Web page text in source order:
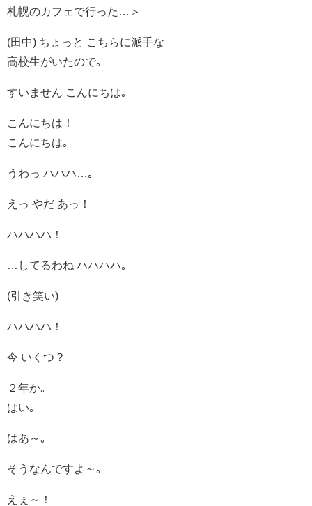
札幌のカフェで行った…＞
(田中) ちょっと こちらに派手な
高校生がいたので｡
すいません こんにちは｡
こんにちは！
こんにちは｡
うわっ ハハハ…｡
えっ やだ あっ！
ハハハハ！
…してるわね ハハハハ｡
(引き笑い)
ハハハハ！
今 いくつ？
２年か｡
はい｡
はあ～｡
そうなんですよ～｡
えぇ～！